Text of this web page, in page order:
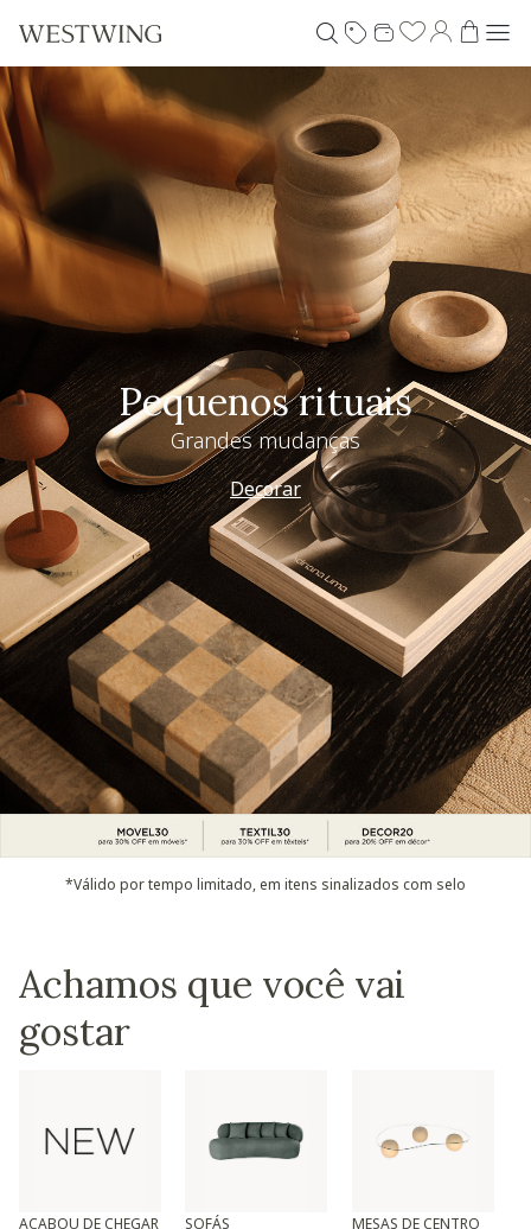
Pequenos rituais
Grandes mudanças
Decorar
*Válido por tempo limitado, em itens sinalizados com selo
Achamos que você vai
gostar
ACABOU DE CHEGAR SOFÁS MESAS DE CENTRO